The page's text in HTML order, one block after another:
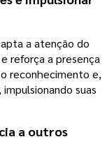
a atenção do
reforça a presença
reconhecimento e,
suas
a outros